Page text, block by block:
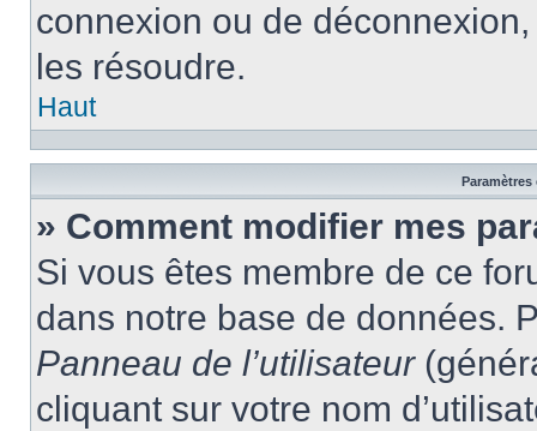
connexion ou de
les résoudre.
Haut
Paramètres
» Comment modifier mes
Si vous êtes membre de ce
dans notre base de données.
Panneau de l’utilisateur
cliquant sur votre nom